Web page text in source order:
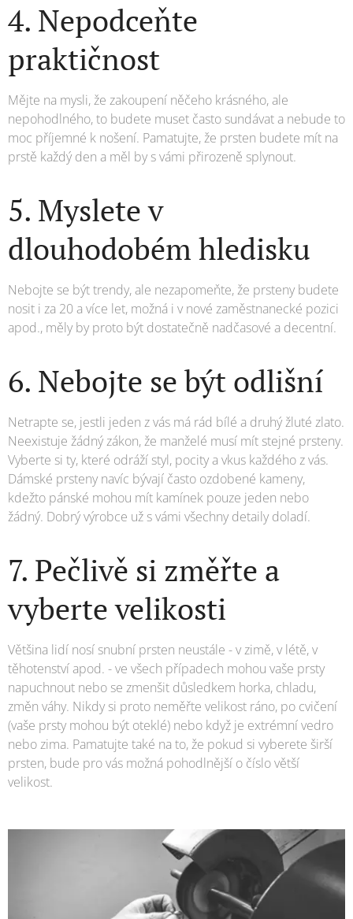
4. Nepodceňte
praktičnost
Mějte na mysli, že zakoupení něčeho krásného, ale
nepohodlného, to budete muset často sundávat a nebude to
moc příjemné k nošení. Pamatujte, že prsten budete mít na
prstě každý den a měl by s vámi přirozeně splynout.
5. Myslete v
dlouhodobém hledisku
Nebojte se být trendy, ale nezapomeňte, že prsteny budete
nosit i za 20 a více let, možná i v nové zaměstnanecké pozici
apod., měly by proto být dostatečně nadčasové a decentní.
6. Nebojte se být odlišní
Netrapte se, jestli jeden z vás má rád bílé a druhý žluté zlato.
Neexistuje žádný zákon, že manželé musí mít stejné prsteny.
Vyberte si ty, které odráží styl, pocity a vkus každého z vás.
Dámské prsteny navíc bývají často ozdobené kameny,
kdežto pánské mohou mít kamínek pouze jeden nebo
žádný. Dobrý výrobce už s vámi všechny detaily doladí.
7. Pečlivě si změřte a
vyberte velikosti
Většina lidí nosí snubní prsten neustále - v zimě, v létě, v
těhotenství apod. - ve všech případech mohou vaše prsty
napuchnout nebo se zmenšit důsledkem horka, chladu,
změn váhy. Nikdy si proto neměřte velikost ráno, po cvičení
(vaše prsty mohou být oteklé) nebo když je extrémní vedro
nebo zima. Pamatujte také na to, že pokud si vyberete širší
prsten, bude pro vás možná pohodlnější o číslo větší
velikost.